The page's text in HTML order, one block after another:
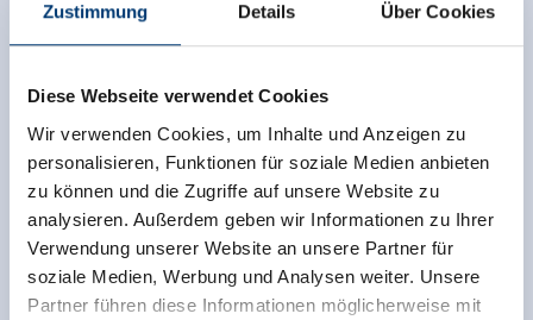
Zustimmung Details Über Cookies
Diese Webseite verwendet Cookies
Wir verwenden Cookies, um Inhalte und Anzeigen zu
personalisieren, Funktionen für soziale Medien anbieten
zu können und die Zugriffe auf unsere Website zu
analysieren. Außerdem geben wir Informationen zu Ihrer
Verwendung unserer Website an unsere Partner für
soziale Medien, Werbung und Analysen weiter. Unsere
Partner führen diese Informationen möglicherweise mit
Rosengartenweg 9
6280 Zell am Ziller
(0043) 5282 20808
auf Karte anzeigen
mehr Details